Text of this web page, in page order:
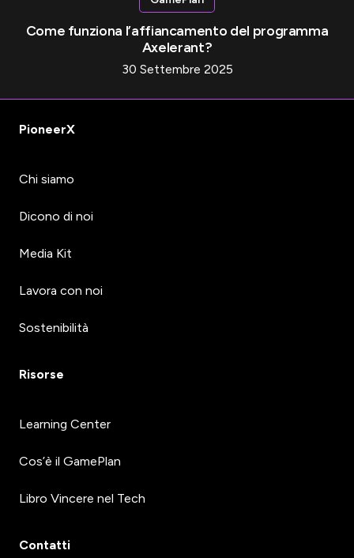
Come funziona l’affiancamento del programma
Axelerant?
30 Settembre 2025
PioneerX
Chi siamo
Dicono di noi
Media Kit
Lavora con noi
Sostenibilità
Risorse
Learning Center
Cos’è il GamePlan
Libro Vincere nel Tech
Contatti